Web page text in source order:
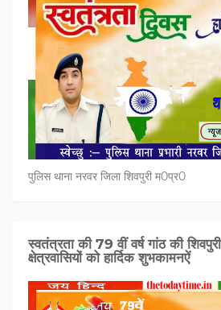
पुलिस थाना नरवर जिला शिवपुरी म0प्र0
स्वतंत्रता की 79 वीं वर्ष गांठ की
क्षेत्रवासियों को हार्दिक शुभकामनऐं